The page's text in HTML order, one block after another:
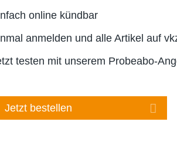
online kündbar
anmelden und alle Artikel auf
testen mit unserem Probeabo-
Jetzt bestellen